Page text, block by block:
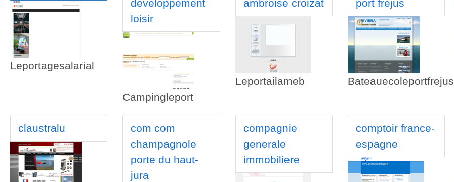
Leportagesalarial
developpement
loisir
Campingleport
ambroise croizat
Leportailameb
port frejus
Bateauecoleportfrejus
claustralu
com com
champagnole
porte du haut-
jura
compagnie
generale
immobiliere
comptoir france-
espagne